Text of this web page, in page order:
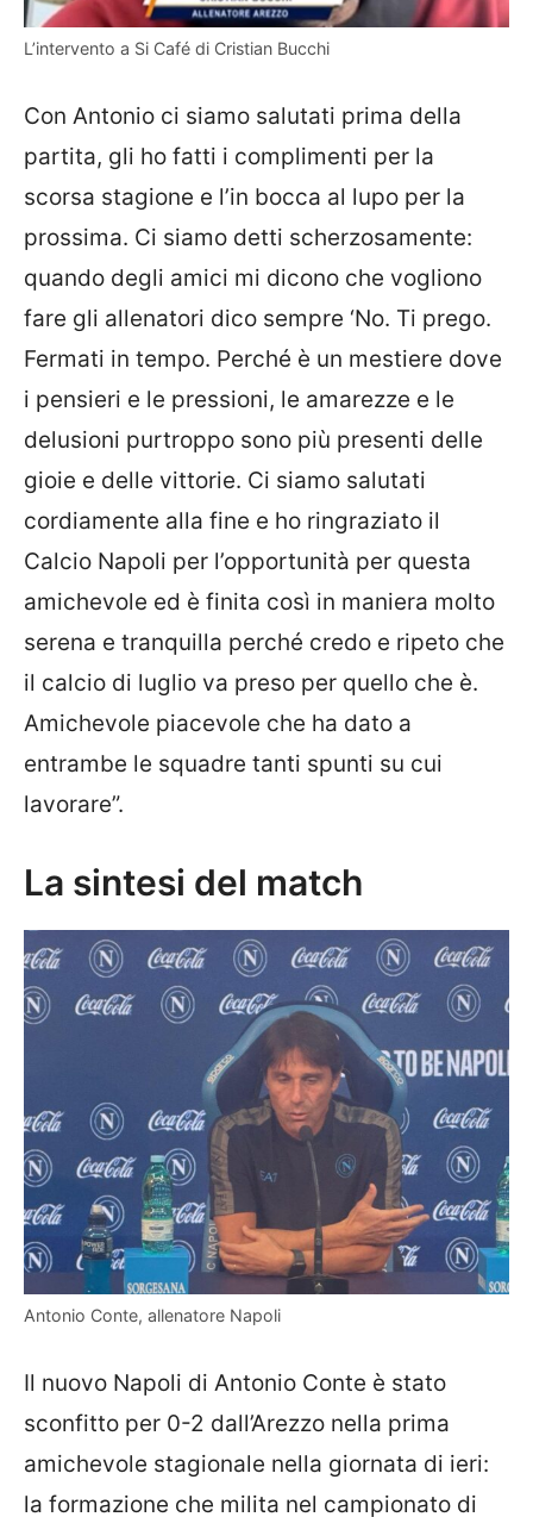
L’intervento a Si Café di Cristian Bucchi
Con Antonio ci siamo salutati prima della
partita, gli ho fatti i complimenti per la
scorsa stagione e l’in bocca al lupo per la
prossima. Ci siamo detti scherzosamente:
quando degli amici mi dicono che vogliono
fare gli allenatori dico sempre ‘No. Ti prego.
Fermati in tempo. Perché è un mestiere dove
i pensieri e le pressioni, le amarezze e le
delusioni purtroppo sono più presenti delle
gioie e delle vittorie. Ci siamo salutati
cordiamente alla fine e ho ringraziato il
Calcio Napoli per l’opportunità per questa
amichevole ed è finita così in maniera molto
serena e tranquilla perché credo e ripeto che
il calcio di luglio va preso per quello che è.
Amichevole piacevole che ha dato a
entrambe le squadre tanti spunti su cui
lavorare”.
La sintesi del match
Antonio Conte, allenatore Napoli
Il nuovo Napoli di Antonio Conte è stato
sconfitto per 0-2 dall’Arezzo nella prima
amichevole stagionale nella giornata di ieri:
la formazione che milita nel campionato di